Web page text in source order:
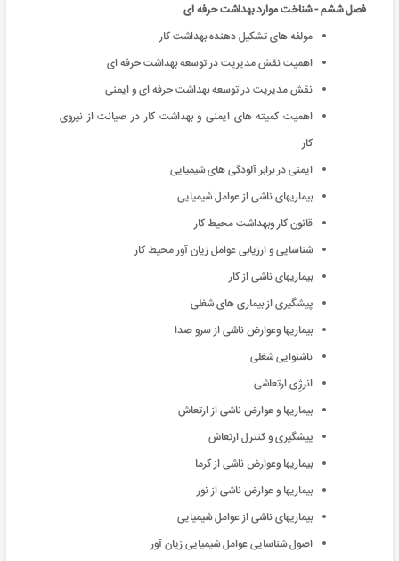
فصل ششم - شناخت موارد بهداشت حرفه ای
مولفه های تشکیل دهنده بهداشت کار
اهمیت نقش مدیریت در توسعه بهداشت حرفه ای
نقش مدیریت در توسعه بهداشت حرفه ای و ایمنی
اهمیت کمیته های ایمنی و بهداشت کار در صیانت از نیروی
کار
ایمنی در برابر آلودگی های شیمیایی
بیماریهای ناشی از عوامل شیمیایی
قانون کار وبهداشت محیط کار
شناسایی و ارزیابی عوامل زیان آور محیط کار
بیماریهای ناشی از کار
پیشگیری از بیماری های شغلی
بیماریها وعوارض ناشی از سرو صدا
ناشنوایی شغلی
انرژِی ارتعاشی
بیماریها و عوارض ناشی از ارتعاش
پیشگیری و کنترل ارتعاش
بیماریها وعوارض ناشی از گرما
بیماریها و عوارض ناشی از نور
بیماریهای ناشی از عوامل شیمیایی
اصول شناسایی عوامل شیمیایی زیان آور